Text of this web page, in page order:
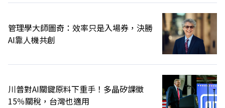
管理學大師圖奇：效率只是入場券，決勝
AI靠人機共創
川普對AI關鍵原料下重手！多晶矽課徵
15％關稅，台灣也適用